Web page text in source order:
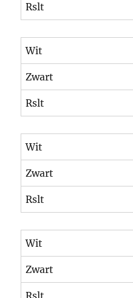
Rslt
Wit
Zwart
Rslt
Wit
Zwart
Rslt
Wit
Zwart